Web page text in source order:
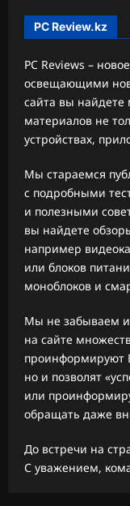
PC Review.kz
PC Reviews –
освещающими
сайта вы
материалов не
устройствах,
Мы стараемся
с подробными
и полезными
вы найдете
например
или блоков
моноблоков и
Мы не забываем и
на сайте
проинформируют
но и позволят
или
обращать даже
До встречи на
С уважением,